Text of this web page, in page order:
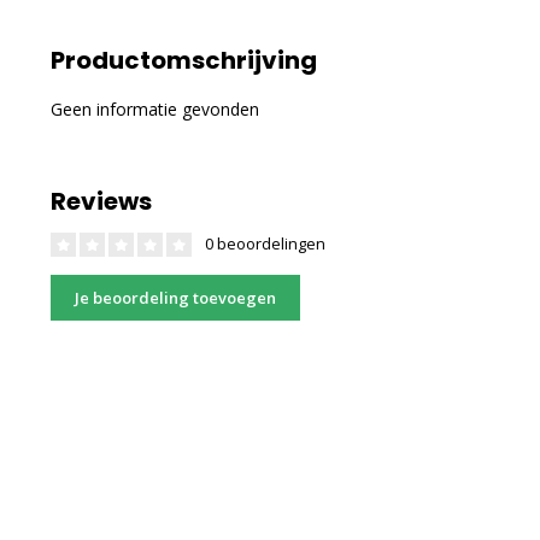
Productomschrijving
Geen informatie gevonden
Reviews
0 beoordelingen
Je beoordeling toevoegen